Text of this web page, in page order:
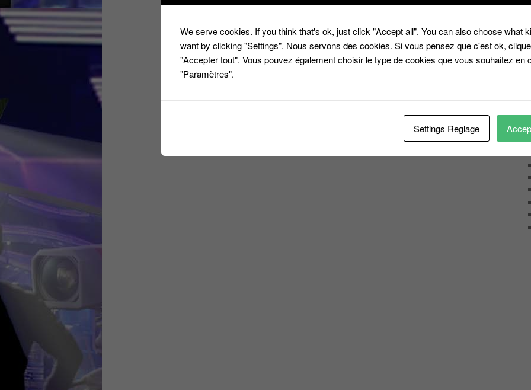
We serve cookies. If you think that's ok, just click "Accept all". You can also choose what
want by clicking "Settings". Nous servons des cookies. Si vous pensez que c'est ok,
"Accepter tout". Vous pouvez également choisir le type de cookies que vous souhaitez en
"Paramètres".
Settings Reglage